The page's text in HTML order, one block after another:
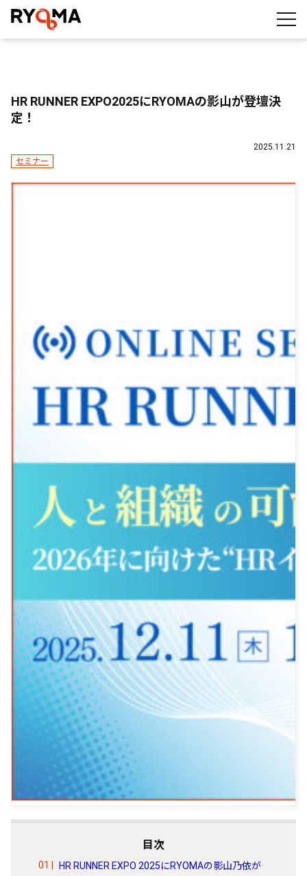
株式会社RYOMA
HR RUNNER EXPO2025にRYOMAの影山が登壇決
定！
2025.11.21
セミナー
目次
HR RUNNER EXPO 2025にRYOMAの影山乃依が